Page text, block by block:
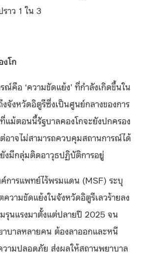
าว 1 ใน 3
โก
ณ์คือ ‘ความขัดแย้ง’ ที่กำลังเกิดขึ้นใน
จังหวัดอิตูรีซึ่งเป็นศูนย์กลางของการ
แม้ตอนนี้รัฐบาลคองโกจะยังปกครอง
อาจไม่สามารถควบคุมสถานการณ์ได้
งมีกลุ่มติดอาวุธปฏิบัติการอยู่
การแพทย์ไร้พรมแดน (MSF) ระบุ
ความขัดแย้งในจังหวัดอิตูรีเลวร้ายลง
รุนแรงมาตั้งแต่ปลายปี 2025 จน
บาลหลายคน ต้องลาออกและหนี
ามปลอดภัย ส่งผลให้สถานพยาบาล